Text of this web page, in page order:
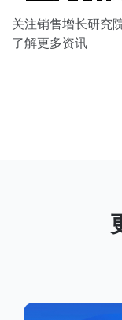
关注销售增长研究
了解更多资讯